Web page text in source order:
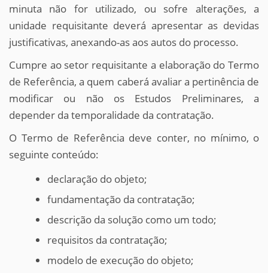
minuta não for utilizado, ou sofre alterações, a
unidade requisitante deverá apresentar as devidas
justificativas, anexando-as aos autos do processo.
Cumpre ao setor requisitante a elaboração do Termo
de Referência, a quem caberá avaliar a pertinência de
modificar ou não os Estudos Preliminares, a
depender da temporalidade da contratação.
O Termo de Referência deve conter, no mínimo, o
seguinte conteúdo:
declaração do objeto;
fundamentação da contratação;
descrição da solução como um todo;
requisitos da contratação;
modelo de execução do objeto;